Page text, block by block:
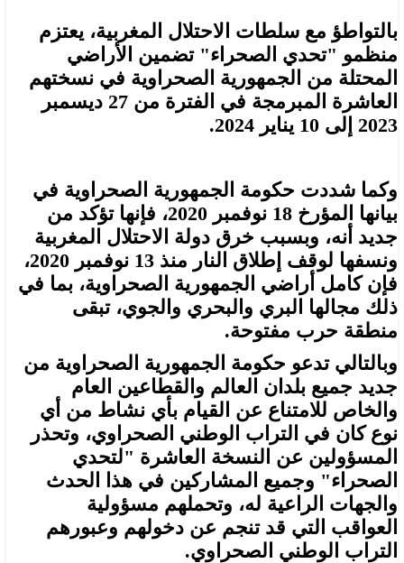
بالتواطؤ مع سلطات الاحتلال المغربية، يعتزم
منظمو "تحدي الصحراء" تضمين الأراضي
المحتلة من الجمهورية الصحراوية في نسختهم
العاشرة المبرمجة في الفترة من 27 ديسمبر
2023 إلى 10 يناير 2024.
وكما شددت حكومة الجمهورية الصحراوية في
بيانها المؤرخ 18 نوفمبر 2020، فإنها تؤكد من
جديد أنه، وبسبب خرق دولة الاحتلال المغربية
ونسفها لوقف إطلاق النار منذ 13 نوفمبر 2020،
فإن كامل أراضي الجمهورية الصحراوية، بما في
ذلك مجالها البري والبحري والجوي، تبقى
منطقة حرب مفتوحة.
وبالتالي تدعو حكومة الجمهورية الصحراوية من
جديد جميع بلدان العالم والقطاعين العام
والخاص للامتناع عن القيام بأي نشاط من أي
نوع كان في التراب الوطني الصحراوي، وتحذر
المسؤولين عن النسخة العاشرة "لتحدي
الصحراء" وجميع المشاركين في هذا الحدث
والجهات الراعية له، وتحملهم مسؤولية
العواقب التي قد تنجم عن دخولهم وعبورهم
التراب الوطني الصحراوي.